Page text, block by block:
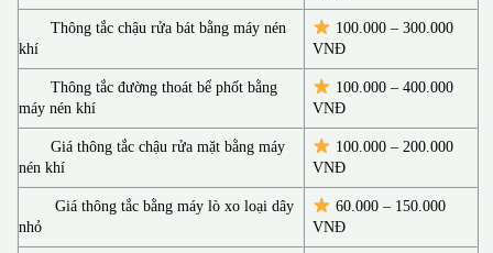
Thông tắc chậu rửa bát bằng máy nén
khí
100.000 – 300.000
VNĐ
Thông tắc đường thoát bể phốt bằng
máy nén khí
100.000 – 400.000
VNĐ
Giá thông tắc chậu rửa mặt bằng máy
nén khí
100.000 – 200.000
VNĐ
Giá thông tắc bằng máy lò xo loại dây
nhỏ
60.000 – 150.000
VNĐ